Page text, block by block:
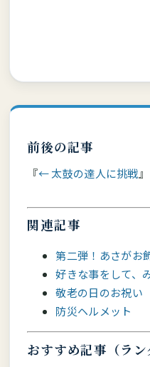
前後の記事
← 太鼓の達人に挑戦
関連記事
第二弾！あさがお
好きな事をして
敬老の日のお祝い
防災ヘルメット
おすすめ記事（ラン